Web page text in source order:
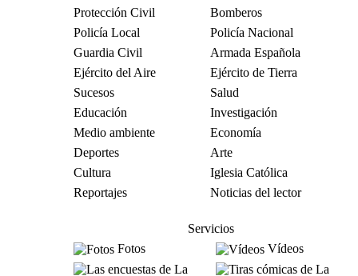
Protección Civil
Bomberos
Policía Local
Policía Nacional
Guardia Civil
Armada Española
Ejército del Aire
Ejército de Tierra
Sucesos
Salud
Educación
Investigación
Medio ambiente
Economía
Deportes
Arte
Cultura
Iglesia Católica
Reportajes
Noticias del lector
Servicios
Fotos
Vídeos